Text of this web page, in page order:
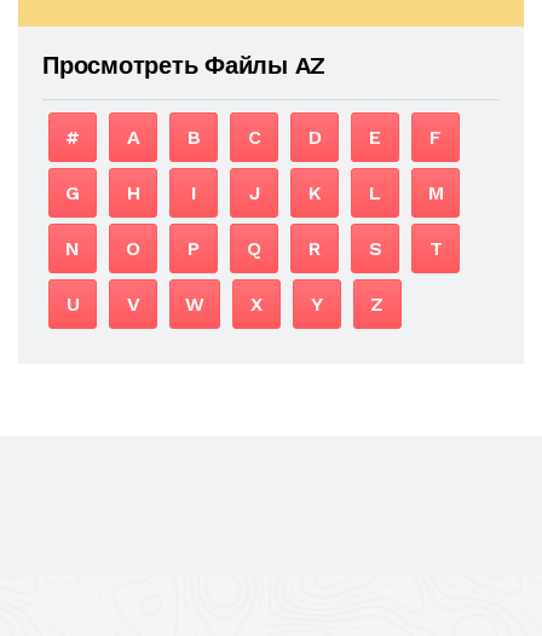
Просмотреть Файлы AZ
# A B C D E F
G H I J K L M
N O P Q R S T
U V W X Y Z